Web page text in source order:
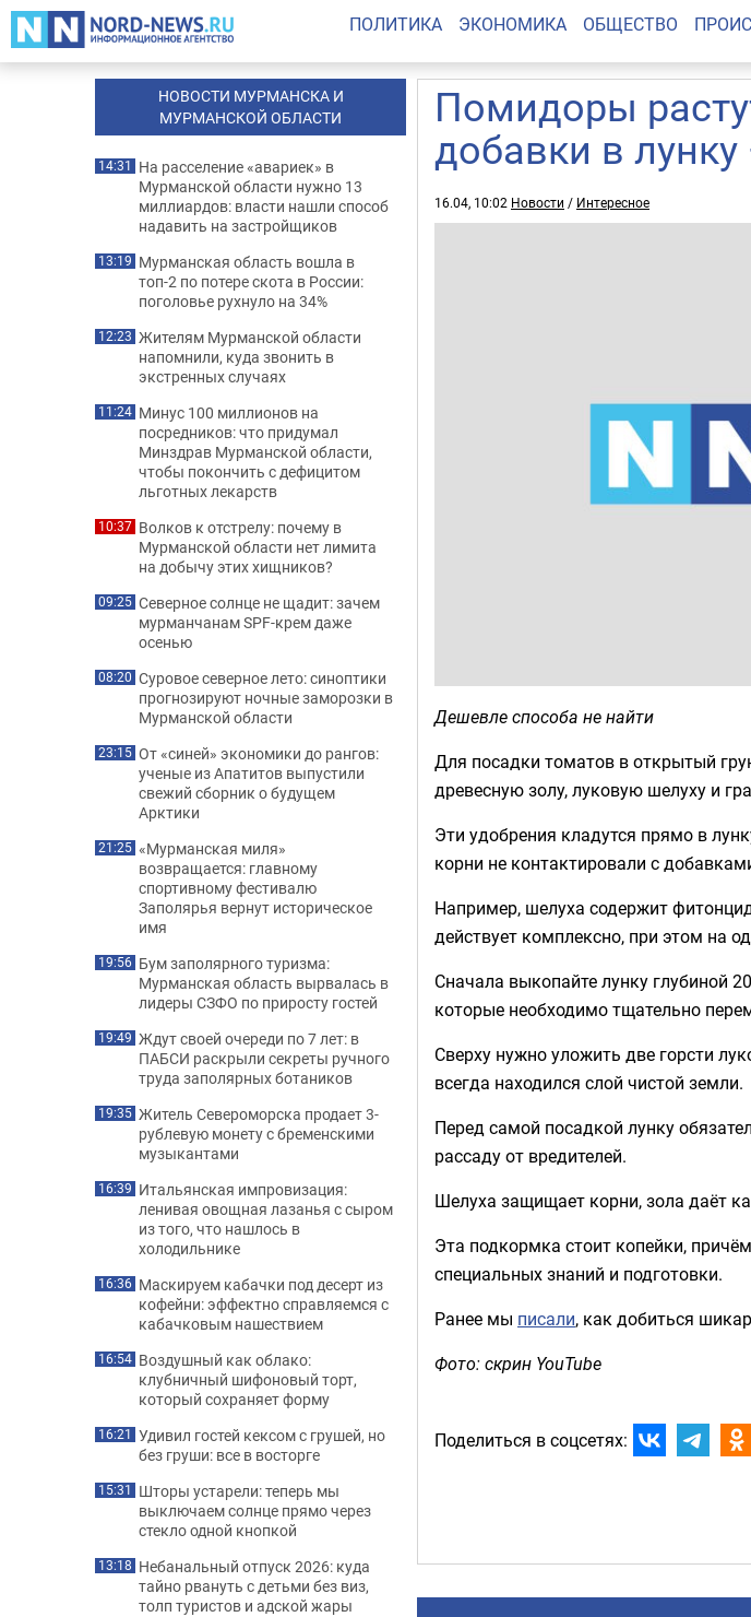
ПОЛИТИКА ЭКОНОМИКА ОБЩЕСТВО
Помидоры
добавки в
16.04, 10:02 Новости / Интересное
Дешевле способа не найти
Для посадки томатов в открытый
древесную золу, луковую шелуху и
Эти удобрения кладутся прямо в
корни не контактировали с
Например, шелуха содержит
действует комплексно, при этом на
Сначала выкопайте лунку глубиной
которые необходимо тщательно
Сверху нужно уложить две горсти
всегда находился слой чистой земли.
Перед самой посадкой лунку
рассаду от вредителей.
Шелуха защищает корни, зола даёт
Эта подкормка стоит копейки,
специальных знаний и подготовки.
Ранее мы писали, как добиться
Фото: скрин YouTube
Поделиться в соцсетях:
НОВОСТИ МУРМАНСКА И
МУРМАНСКОЙ ОБЛАСТИ
14:31 На расселение «авариек» в
Мурманской области нужно 13
миллиардов: власти нашли способ
надавить на застройщиков
13:19 Мурманская область вошла в
топ-2 по потере скота в России:
поголовье рухнуло на 34%
12:23 Жителям Мурманской области
напомнили, куда звонить в
экстренных случаях
11:24 Минус 100 миллионов на
посредников: что придумал
Минздрав Мурманской области,
чтобы покончить с дефицитом
льготных лекарств
10:37 Волков к отстрелу: почему в
Мурманской области нет лимита
на добычу этих хищников?
09:25 Северное солнце не щадит: зачем
мурманчанам SPF-крем даже
осенью
08:20 Суровое северное лето: синоптики
прогнозируют ночные заморозки в
Мурманской области
23:15 От «синей» экономики до рангов:
ученые из Апатитов выпустили
свежий сборник о будущем
Арктики
21:25 «Мурманская миля»
возвращается: главному
спортивному фестивалю
Заполярья вернут историческое
имя
19:56 Бум заполярного туризма:
Мурманская область вырвалась в
лидеры СЗФО по приросту гостей
19:49 Ждут своей очереди по 7 лет: в
ПАБСИ раскрыли секреты ручного
труда заполярных ботаников
19:35 Житель Североморска продает 3-
рублевую монету с бременскими
музыкантами
16:39 Итальянская импровизация:
ленивая овощная лазанья с сыром
из того, что нашлось в
холодильнике
16:36 Маскируем кабачки под десерт из
кофейни: эффектно справляемся с
кабачковым нашествием
16:54 Воздушный как облако:
клубничный шифоновый торт,
который сохраняет форму
16:21 Удивил гостей кексом с грушей, но
без груши: все в восторге
15:31 Шторы устарели: теперь мы
выключаем солнце прямо через
стекло одной кнопкой
13:18 Небанальный отпуск 2026: куда
тайно рвануть с детьми без виз,
толп туристов и адской жары